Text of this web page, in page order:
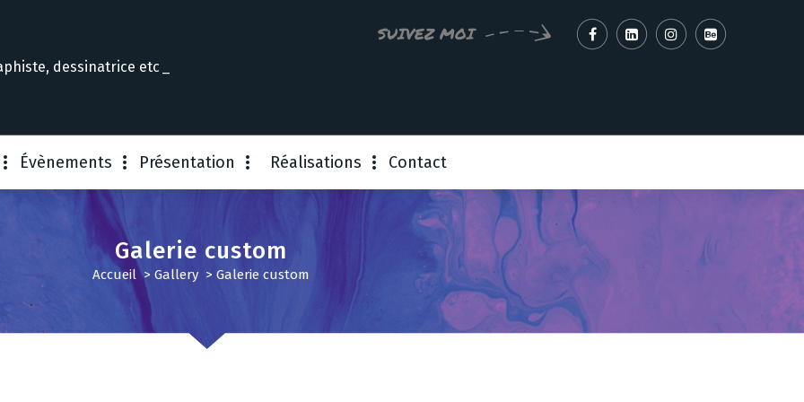
dessinatrice e
SUIVEZ MOI
Évènements Présentation Réalisations Contact
Galerie custom
Accueil > Gallery > Galerie custom